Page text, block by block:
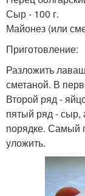
Сыр - 100 г.
Майонез (или
Приготовление:
Разложить
сметаной. В
Второй ряд -
пятый ряд - сыр,
порядке. Самый
уложить.